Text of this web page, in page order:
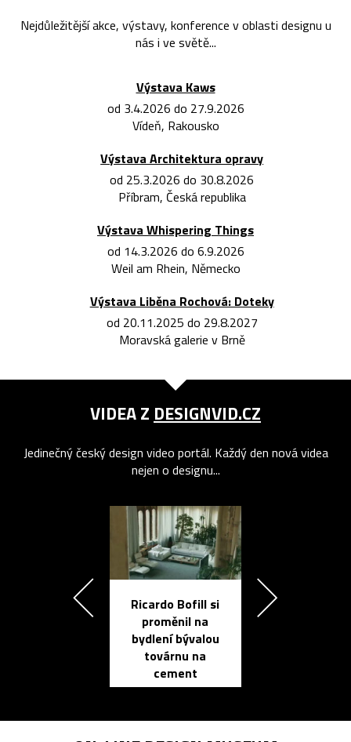
Nejdůležitější akce, výstavy, konference v oblasti designu u
nás i ve světě...
Výstava Kaws
od 3.4.2026 do 27.9.2026
Vídeň, Rakousko
Výstava Architektura opravy
od 25.3.2026 do 30.8.2026
Příbram, Česká republika
Výstava Whispering Things
od 14.3.2026 do 6.9.2026
Weil am Rhein, Německo
Výstava Liběna Rochová: Doteky
od 20.11.2025 do 29.8.2027
Moravská galerie v Brně
VIDEA Z DESIGNVID.CZ
Jedinečný český design video portál. Každý den nová videa
nejen o designu...
Ricardo Bofill si
proměnil na
bydlení bývalou
továrnu na
cement